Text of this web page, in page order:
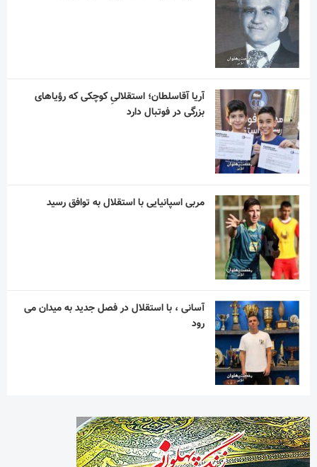
آریا آقاسلطان؛ استقلالیِ کوچکی که رؤیاهای
بزرگی در فوتبال دارد
مربی اسپانیایی با استقلال به توافق رسید
آسانی ، با استقلال در فصل جدید به میدان می
رود